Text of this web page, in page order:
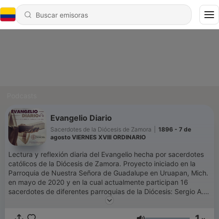
Evangelio Diario
Sacerdotes de la Diócesis de Zamora
1896 - 7 de
agosto VIERNES XVIII ORDINARIO
Lectura y reflexión diaria del Evangelio hecha por sacerdotes
católicos de la Diócesis de Zamora. Proyecto iniciado en la
Parroquia de Nuestra Señora de Guadalupe en Uruapan, Mich.
en mayo de 2020 y en la cual actualmente participan 16
sacerdotes de diferentes parroquias de la Diócesis: Sergio A.
Arroyo, Fco. Javier Medina, Pablo Rodríguez, Guillermo Bernal,